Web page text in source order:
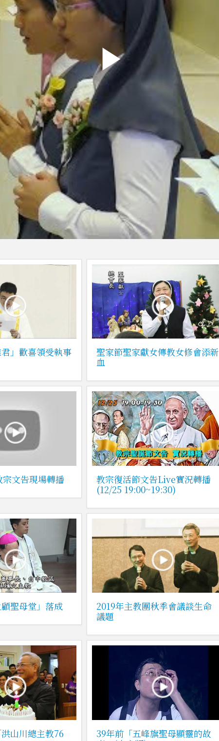
」歡喜領受執事
聖家節聖家獻女傳教女修會添新
血
文告現場轉播
教宗復活節文告Live實況轉播
(12/25 19:00~19:30)
聖母堂」落成
2019年主教團秋季會議談生命
議題
山川總主教76
39年前「五峰旗聖母顯靈的故